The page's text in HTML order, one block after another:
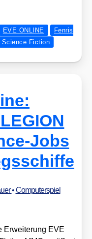
EVE ONLINE
Fenris
Science Fiction
Jobs
•Computerspiel
Erwei­te­rung EVE